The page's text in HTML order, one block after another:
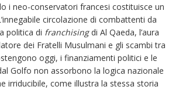
i neo-conservatori francesi costituisce un
circolazione di combattenti da
politica di franchisingdi Al Qaeda, l’aura
dei Fratelli Musulmani e gli scambi tra
oggi, i finanziamenti politici e le
Golfo non assorbono la logica nazionale
irriducibile, come illustra la stessa storia